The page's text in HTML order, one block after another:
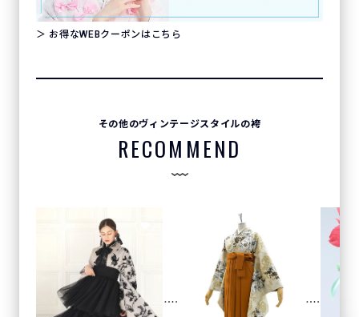
＞ お得なWEBクーポンはこちら
その他のヴィンテージスタイルの袴
RECOMMEND